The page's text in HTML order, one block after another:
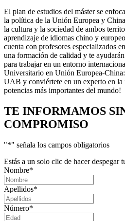
El plan de estudios del máster se
la política de la Unión Europea y
la cultura y la sociedad de ambos
aprendizaje de idiomas chino y
cuenta con profesores especializados
una formación de calidad y te
para trabajar en un entorno
Universitario en Unión Europea-
UAB y conviértete en un experto en la
potencias más importantes del mundo!
TE INFORMAMOS
COMPROMISO
"*" señala los campos obligatorios
Estás a un solo clic de hacer despegar
Nombre*
Apellidos*
Número*